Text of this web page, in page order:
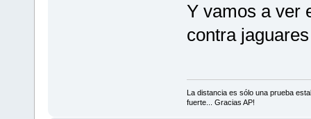
Y vamos a ver
contra
La distancia es sólo una prueba
fuerte... Gracias AP!